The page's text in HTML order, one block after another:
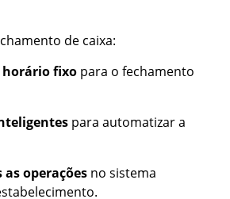
de caixa:
horário fixo para o fechamento
para automatizar a
as operações no sistema